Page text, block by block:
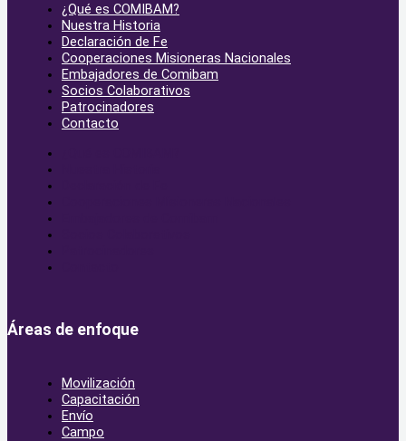
¿Qué es COMIBAM?
Nuestra Historia
Declaración de Fe
Cooperaciones Misioneras Nacionales
Embajadores de Comibam
Socios Colaborativos
Patrocinadores
Contacto
Áreas de enfoque
Movilización
Capacitación
Envío
Campo